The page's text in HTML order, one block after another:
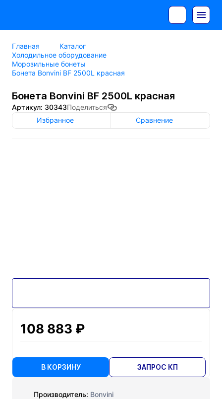
Главная
Каталог
Холодильное оборудование
Морозильные бонеты
Бонета Bonvini BF 2500L красная
Бонета Bonvini BF 2500L красная
Артикул: 30343Поделиться
Избранное
Сравнение
108 883 ₽
В КОРЗИНУ ЗАПРОС КП
Производитель: Bonvini